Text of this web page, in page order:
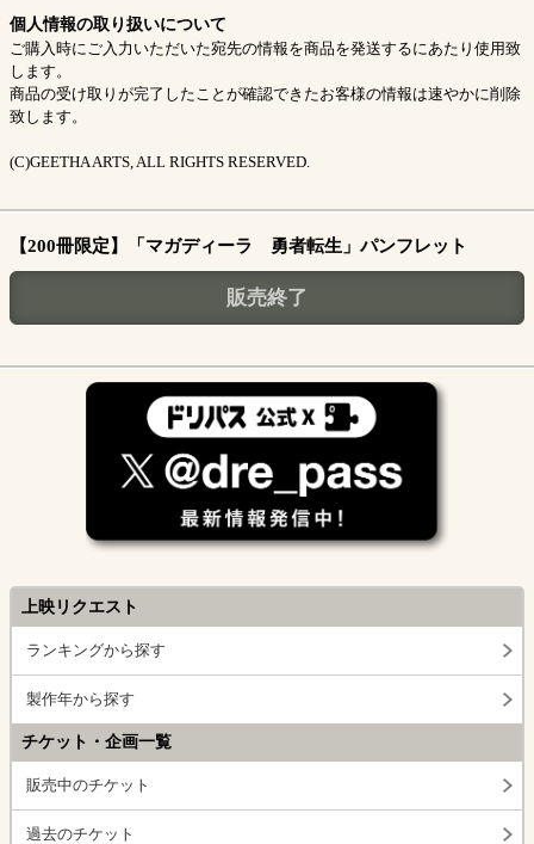
個人情報の取り扱いについて
ご購入時にご入力いただいた宛先の情報を商品を発送するにあたり使用致
します。
商品の受け取りが完了したことが確認できたお客様の情報は速やかに削除
致します。
(C)GEETHA ARTS, ALL RIGHTS RESERVED.
【200冊限定】「マガディーラ 勇者転生」パンフレット
販売終了
上映リクエスト
ランキングから探す
製作年から探す
チケット・企画一覧
販売中のチケット
過去のチケット